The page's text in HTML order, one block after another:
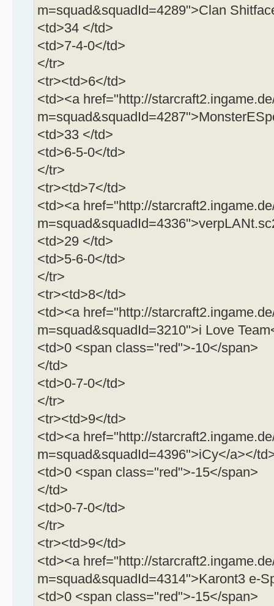
m=squad&squadId=4289">Clan
<td>34 </td>
<td>7-4-0</td>
</tr>
<tr><td>6</td>
<td><a href="http://
<td>33 </td>
<td>6-5-0</td>
</tr>
<tr><td>7</td>
<td><a href="http://
<td>29 </td>
<td>5-6-0</td>
</tr>
<tr><td>8</td>
<td><a href="http://
m=squad&squadId=3210">i Love
<td>0 <span class="red">-10</span>
</td>
<td>0-7-0</td>
</tr>
<tr><td>9</td>
<td><a href="http://
m=squad&squadId=4396">iCy</a></
<td>0 <span class="red">-15</span>
</td>
<td>0-7-0</td>
</tr>
<tr><td>9</td>
<td><a href="http://
m=squad&squadId=4314">Karont3 e-
<td>0 <span class="red">-15</span>